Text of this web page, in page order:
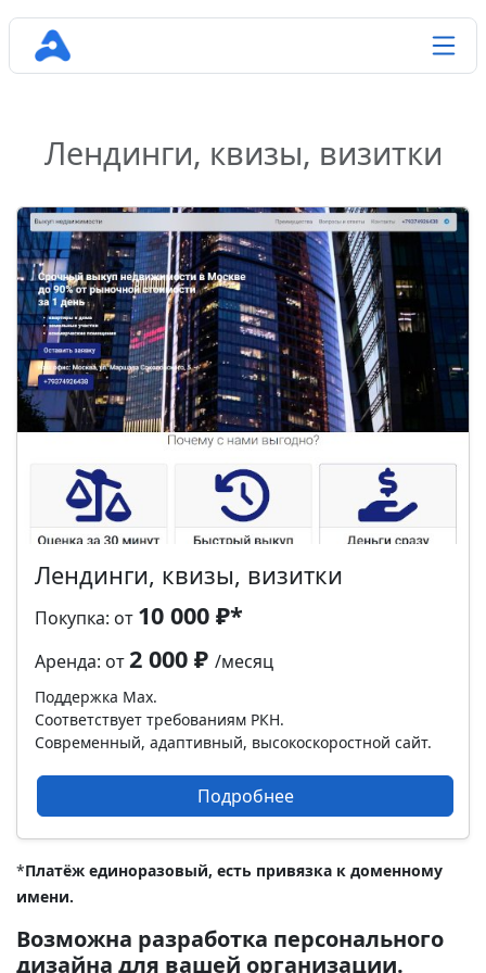
Лендинги, квизы, визитки
Лендинги, квизы, визитки
Покупка: от 10 000 ₽*
Аренда: от2 000 ₽ /месяц
Поддержка Max.
Соответствует требованиям РКН.
Современный, адаптивный, высокоскоростной сайт.
Подробнее
*Платёж единоразовый, есть привязка к доменному
имени.
Возможна разработка персонального
дизайна для вашей организации.